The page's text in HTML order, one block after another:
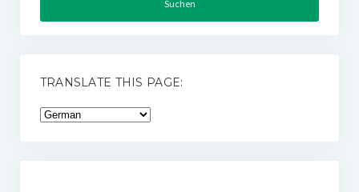
TRANSLATE THIS PAGE: